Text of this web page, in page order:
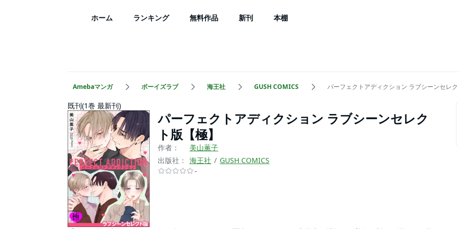
ホーム ランキング 無料作品 新刊 本棚
Amebaマンガ ボーイズラブ 海王社 GUSH COMICS パーフェクトアディクション ラブシーンセレク
既刊(1巻 最新刊)
パーフェクトアディクション ラブシーンセレク
ト版【極】
作者：
美山薫子
出版社：
海王社
GUSH COMICS
-